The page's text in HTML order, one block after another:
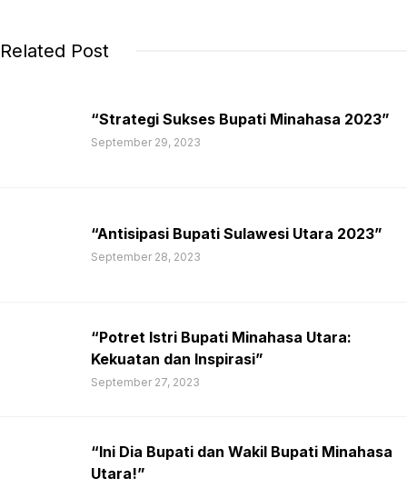
Related Post
“Strategi Sukses Bupati Minahasa 2023”
September 29, 2023
“Antisipasi Bupati Sulawesi Utara 2023”
September 28, 2023
“Potret Istri Bupati Minahasa Utara:
Kekuatan dan Inspirasi”
September 27, 2023
“Ini Dia Bupati dan Wakil Bupati Minahasa
Utara!”